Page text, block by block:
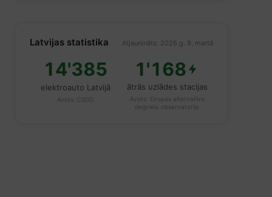
Latvijas statistika Atjaunināts: 2026.g. 9. martā
14'385
elektroauto Latvijā
Avots: CSDD
1'168
ātrās uzlādes stacijas
Avots: Eiropas alternatīvo
degvielu observatorija